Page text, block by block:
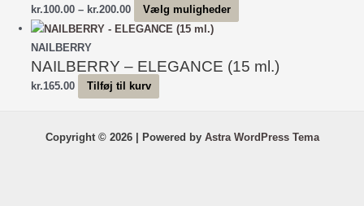
kr.100.00 – kr.200.00Prisinterval:
kr.100.00
kr.200.00
Vælg muligheder
flere
vælges
NAILBERRY
NAILBERRY – ELEGANCE (15 ml.)
kr.165.00 Tilføj til kurv
Copyright © 2026 | Powered by Astra WordPress Tema